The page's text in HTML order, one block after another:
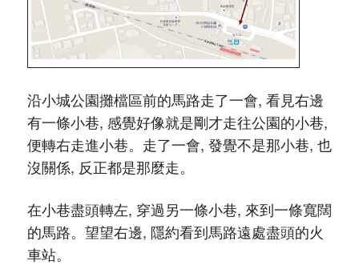
沿小城公園攤檔區前的馬路走了一會, 看見右邊
有一條小巷, 感覺好像就是剛才走往公園的小巷,
便轉右走進小巷。走了一會, 發覺不是那小巷, 也
沒關係, 反正都是那麼走。
在小巷盡頭轉左, 穿過另一條小巷, 來到一條寬闊
的馬路。望望右邊, 隱約看到馬路遠處盡頭的火
車站。